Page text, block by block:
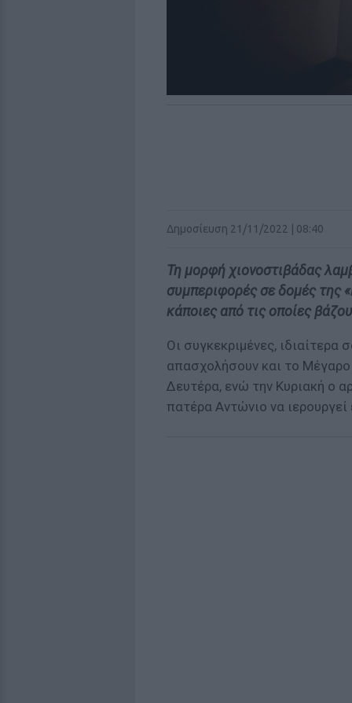
Δημοσίευση 21/11/2022 | 08:40
Τη μορφή χιονοστιβάδας
συμπεριφορές σε δομές της
κάποιες από τις οποίες
Οι συγκεκριμένες, ιδιαίτερα
απασχολήσουν και το
Δευτέρα, ενώ την Κυριακή ο
πατέρα Αντώνιο να